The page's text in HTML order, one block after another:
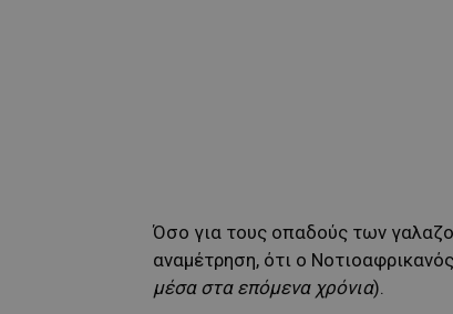
Όσο για τους οπαδούς των
αναμέτρηση, ότι ο
μέσα στα επόμενα χρόνια).